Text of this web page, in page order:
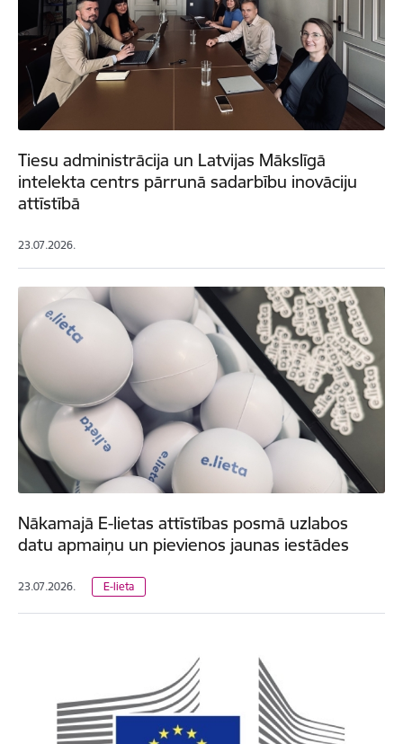
Tiesu administrācija un Latvijas Mākslīgā
intelekta centrs pārrunā sadarbību inovāciju
attīstībā
23.07.2026.
Nākamajā E-lietas attīstības posmā uzlabos
datu apmaiņu un pievienos jaunas iestādes
23.07.2026. E-lieta